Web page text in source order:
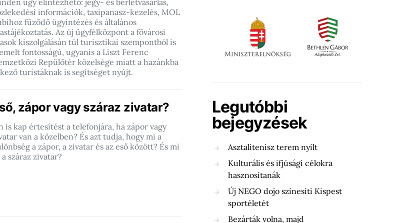
ügy elintézhető: jegy- és bérletvásárlás,
információk, taxipanasz-kezelés, MOL
fűződő ügyintézés és általános
Az új ügyfélközpont a fővárosi
kiszolgálásán túl turisztikai szempontból is
fontosságú, ugyanis a Liszt Ferenc
Repülőtér közelsége miatt a hazánkba
turistáknak is segítséget nyújt.
zápor vagy száraz zivatar?
is kap értesítést a telefonjára, ha zápor vagy
van a közelben? És azt tudja, hogy mi a
a zápor, a zivatar és az eső között? És mi
a száraz zivatar?
Legutóbbi
bejegyzések
Asztalitenisz terem nyílt
Kulturális és ifjúsági célokra
hasznosítanák
Új NEGO dojo színesíti Kispest
sportéletét
Bezárták volna, majd